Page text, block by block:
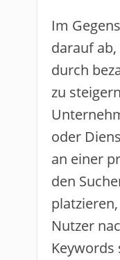
Im
darauf
durch
zu
oder
an einer
den
Nutzer
Keywords